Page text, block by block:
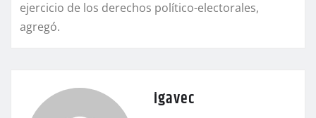
ejercicio de los derechos político-electorales,
agregó.
igavec